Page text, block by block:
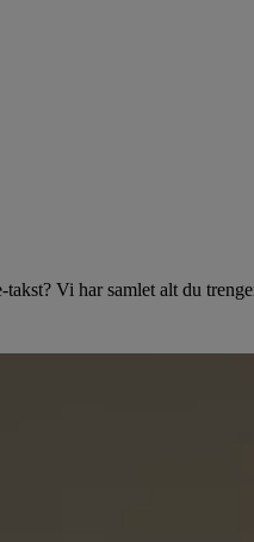
Vi har samlet alt du